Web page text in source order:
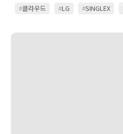
#클라우드 #LG #SINGLEX
#DX